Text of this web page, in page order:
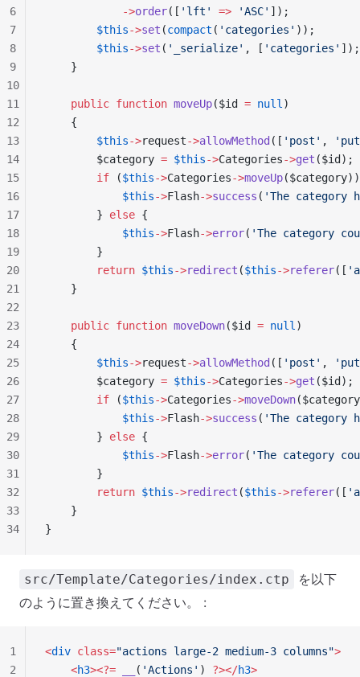
            ->
order([ 'lft' => 'ASC' ]);
        $this
->set (compact ( 'categories' ));
        $this
->set ( '_serialize' , [ 'categories' ]);
    }
    public
function moveUp($id = null )
    {
        $this
->request->allowMethod ([ 'post' ,
        $category
= $this->Categories->get ($id);
        if
($this->Categories->moveUp
            $this
->Flash->success ( 'The category
        }
else {
            $this
->Flash->error( 'The category
        }
        return
$this->redirect ($this->referer([
    }
    public
function moveDown($id = null )
    {
        $this
->request->allowMethod ([ 'post' ,
        $category
= $this->Categories->get ($id);
        if
($this->Categories->moveDown
            $this
->Flash->success ( 'The category
        }
else {
            $this
->Flash->error( 'The category
        }
        return
$this->redirect ($this->referer([
    }
}
6
7
8
9
10
11
12
13
14
15
16
17
18
19
20
21
22
23
24
25
26
27
28
29
30
31
32
33
34
src/Template/Categories/index.ctp
を以下
のように置き換えてください。 :
<div class="actions large-2 medium-3 columns">
    <
h3><?= ( 'Actions' ) ?></h3>
1
2